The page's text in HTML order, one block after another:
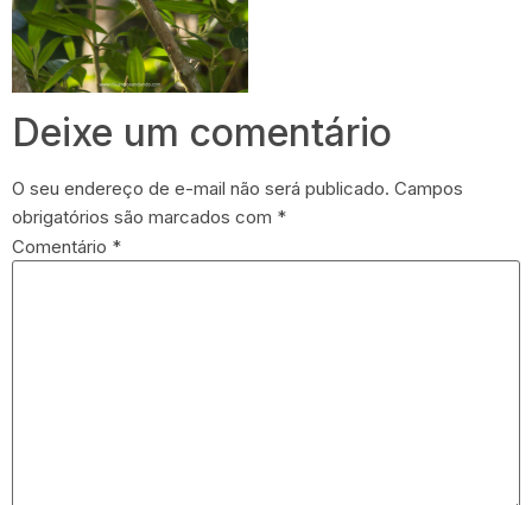
Deixe um comentário
O seu endereço de e-mail não será publicado. Campos
obrigatórios são marcados com *
Comentário *